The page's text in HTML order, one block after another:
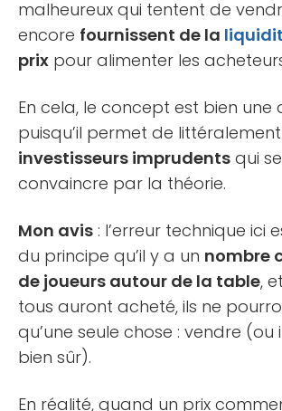
malheureux qui tentent de
encore fournissent de la
prix pour alimenter les
En cela, le concept est bien une
puisqu’il permet de littéralement
investisseurs imprudents qui
convaincre par la théorie.
Mon avis : l’erreur technique ici
du principe qu’il y a un nombre
de joueurs autour de la table,
tous auront acheté, ils ne
qu’une seule chose : vendre (ou
bien sûr).
En réalité, quand un prix